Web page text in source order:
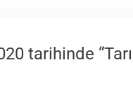
tarihinde